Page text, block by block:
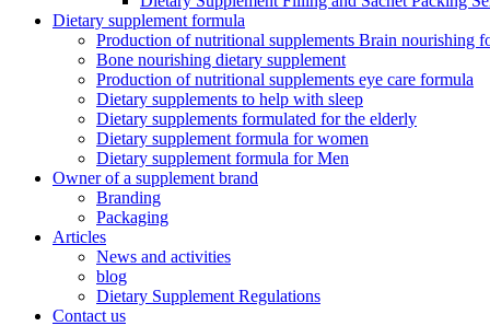
Dietary supplement formula
Production of nutritional supplements Brain nourishing
Bone nourishing dietary supplement
Production of nutritional supplements eye care formula
Dietary supplements to help with sleep
Dietary supplements formulated for the elderly
Dietary supplement formula for women
Dietary supplement formula for Men
Owner of a supplement brand
Branding
Packaging
Articles
News and activities
blog
Dietary Supplement Regulations
Contact us